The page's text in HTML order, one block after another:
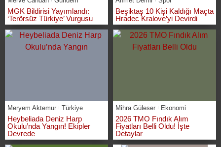
MGK Bildirisi Yayımlandı:
‘Terörsüz Türkiye’ Vurgusu
Beşiktaş 10 Kişi Kaldığı Maçta
Hradec Kralove’yi Devirdi
Meryem Aktemur Türkiye
Heybeliada Deniz Harp
Okulu’nda Yangın! Ekipler
Devrede
Mihra Güleser Ekonomi
2026 TMO Fındık Alım
Fiyatları Belli Oldu! İşte
Detaylar